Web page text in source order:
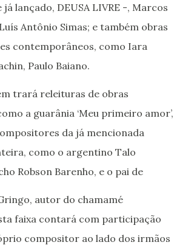
lançado, DEUSA LIVRE -, Marcos
Antônio Simas; e também obras
contemporâneos, como Iara
Paulo Baiano.
trará releituras de obras
a guarânia ‘Meu primeiro amor’,
da já mencionada
como o argentino Talo
Robson Barenho, e o pai de
autor do chamamé
faixa contará com participação
compositor ao lado dos irmãos